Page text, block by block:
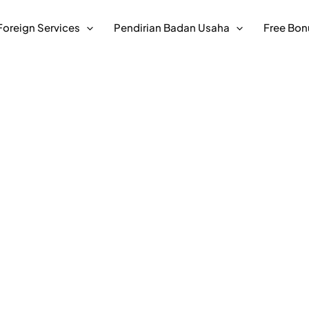
Services Pendirian Badan Usaha Free